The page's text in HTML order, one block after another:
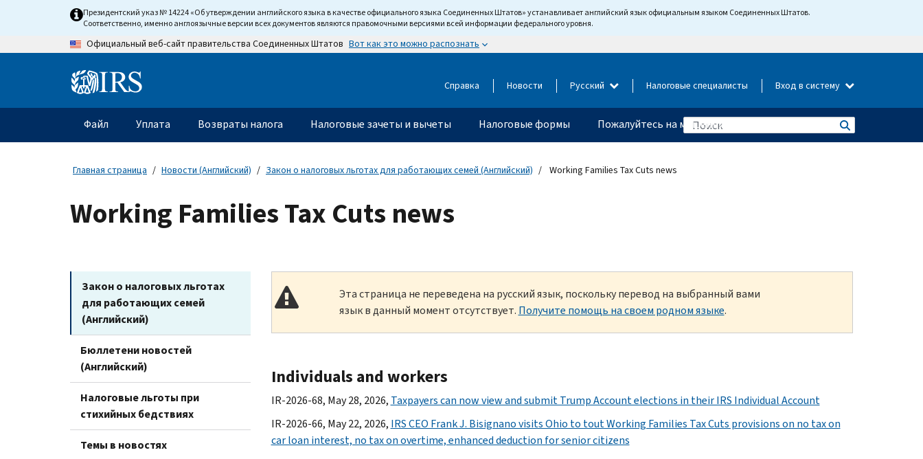
content
Президентский указ № 14224 «Об утверждении английского языка в качестве официального языка Соединенных Штатов» устанавливает английский язык официальным языком Соединенных Штатов.
Соответственно, именно англоязычные версии всех документов являются правомочными версиями всей информации федерального уровня.
Официальный веб-сайт правительства Соединенных Штатов Вот как это можно распознать
Information Справка Новости Русский Налоговые специалисты Вход в систему
Главное
меню
Файл Уплата Возвраты налога Налоговые зачеты и вычеты Налоговые формы Пожалуйтесь на мошенничество
Главная страница Новости (Английский) Закон о налоговых льготах для работающих семей (Английский) Working Families Tax Cuts news
Working Families Tax Cuts news
Закон о налоговых льготах
для работающих семей
(Английский)
Бюллетени новостей
(Английский)
Налоговые льготы при
стихийных бедствиях
Темы в новостях
Эта страница не переведена на русский язык, поскольку перевод на выбранный вами
язык в данный момент отсутствует. Получите помощь на своем родном языке.
Individuals and workers
IR-2026-68, May 28, 2026, Taxpayers can now view and submit Trump Account elections in their IRS Individual Account
IR-2026-66, May 22, 2026, IRS CEO Frank J. Bisignano visits Ohio to tout Working Families Tax Cuts provisions on no tax on
car loan interest, no tax on overtime, enhanced deduction for senior citizens